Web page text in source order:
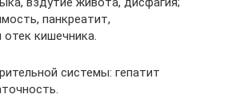
панкреатит,
отек кишечника.
системы: гепатит